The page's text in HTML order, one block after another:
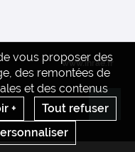
vous proposer des
des remontées de
et des contenus
+
Tout refuser
www.inrae.fr